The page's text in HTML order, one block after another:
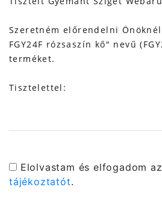
Elolvastam és elfogadom az
tájékoztatót.